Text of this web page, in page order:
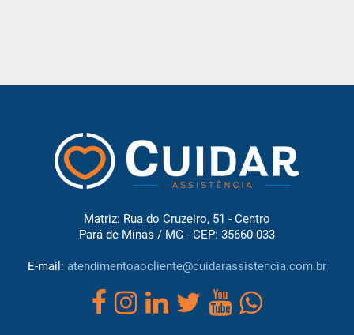
Matriz: Rua do Cruzeiro, 51 - Centro
Pará de Minas / MG - CEP: 35660-033
E-mail: atendimentoaocliente@cuidarassistencia.com.br